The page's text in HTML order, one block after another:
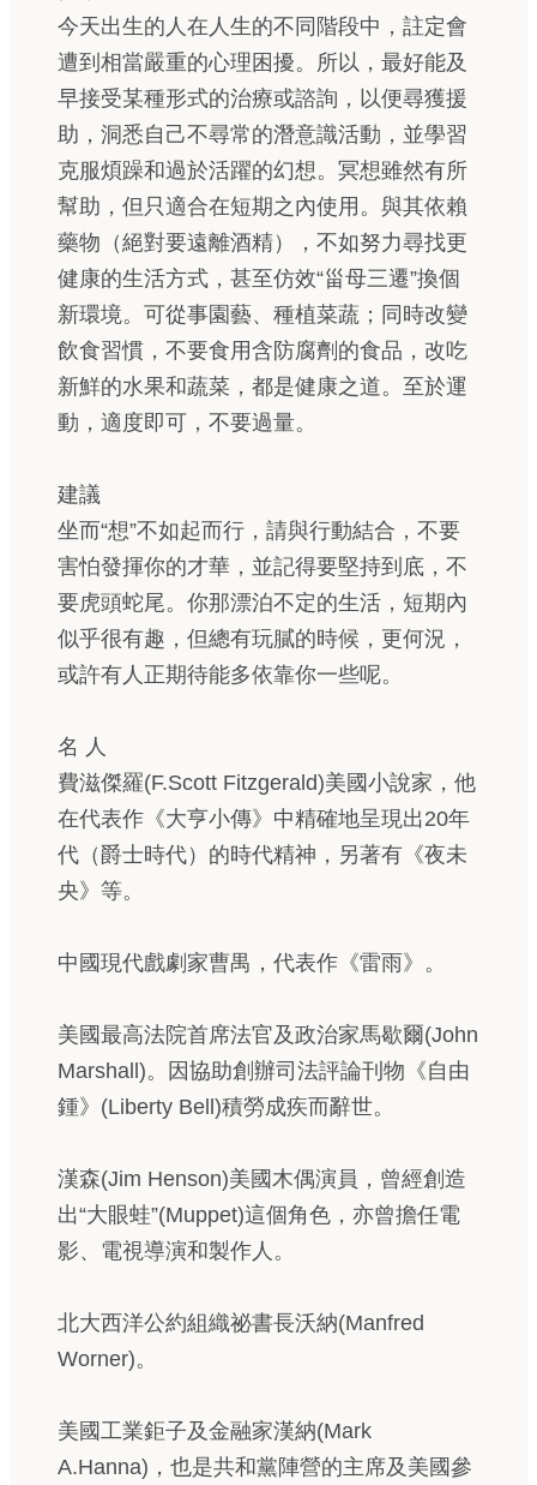
今天出生的人在人生的不同階段中，註定會
遭到相當嚴重的心理困擾。所以，最好能及
早接受某種形式的治療或諮詢，以便尋獲援
助，洞悉自己不尋常的潛意識活動，並學習
克服煩躁和過於活躍的幻想。冥想雖然有所
幫助，但只適合在短期之內使用。與其依賴
藥物（絕對要遠離酒精），不如努力尋找更
健康的生活方式，甚至仿效“甾母三遷”換個
新環境。可從事園藝、種植菜蔬；同時改變
飲食習慣，不要食用含防腐劑的食品，改吃
新鮮的水果和蔬菜，都是健康之道。至於運
動，適度即可，不要過量。
建議
坐而“想”不如起而行，請與行動結合，不要
害怕發揮你的才華，並記得要堅持到底，不
要虎頭蛇尾。你那漂泊不定的生活，短期內
似乎很有趣，但總有玩膩的時候，更何況，
或許有人正期待能多依靠你一些呢。
名 人
費滋傑羅(F.Scott Fitzgerald)美國小說家，他
在代表作《大亨小傳》中精確地呈現出20年
代（爵士時代）的時代精神，另著有《夜未
央》等。
中國現代戲劇家曹禺，代表作《雷雨》。
美國最高法院首席法官及政治家馬歇爾(John
Marshall)。因協助創辦司法評論刊物《自由
鍾》(Liberty Bell)積勞成疾而辭世。
漢森(Jim Henson)美國木偶演員，曾經創造
出“大眼蛙”(Muppet)這個角色，亦曾擔任電
影、電視導演和製作人。
北大西洋公約組織祕書長沃納(Manfred
Worner)。
美國工業鉅子及金融家漢納(Mark
A.Hanna)，也是共和黨陣營的主席及美國參